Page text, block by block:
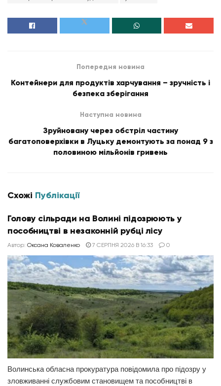
Попередня новина
Контейнери для продуктів харчування – зручність і
безпека зберігання
Наступна новина
Зруйновану через обстріл частину
багатоповерхівки в Луцьку демонтують за понад 9 з
половиною мільйонів гривень
Схожі Публікації
Голову сільради на Волині підозрюють у
пособництві в незаконній рубці лісу
Автор: Оксана Коваленко 7 СЕРПНЯ 2026 В 16:33 0
Волинська обласна прокуратура повідомила про підозру у
зловживанні службовим становищем та пособництві в